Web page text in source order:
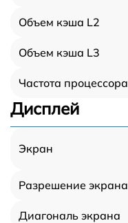
Объем кэша L2
Объем кэша L3
Частота процессора
Дисплей
Экран
Разрешение экрана
Диагональ экрана